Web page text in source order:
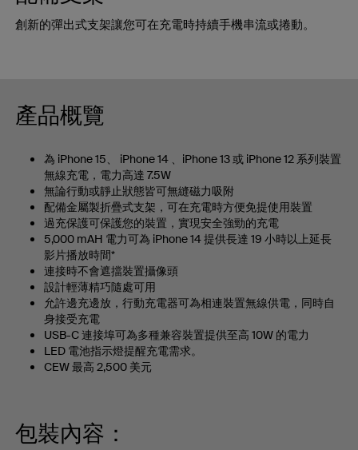
創新的彈出式支架讓您可在充電時持續手機串流或捲動。
產品概覽
為 iPhone 15、 iPhone 14 、iPhone 13 或 iPhone 12 系列裝置
無線充電，電力高達 7.5W
無論行動或靜止狀態皆可無縫磁力吸附
配備金屬製折疊式支架，可在充電時方便免提使用裝置
過充保護可保護您的裝置，實現安全強勁的充電
5,000 mAH 電力可為 iPhone 14 提供長達 19 小時以上延長
影片播放時間*
連接時不會遮擋裝置攝像頭
設計輕薄精巧隨處可用
允許邊充邊放，行動充電器可為相連裝置無線供電，同時自
身接受充電
USB-C 連接埠可為多種兼容裝置提供至高 10W 的電力
LED 電池指示燈提醒充電需求。
CEW 最高 2,500 美元
包裝內容：